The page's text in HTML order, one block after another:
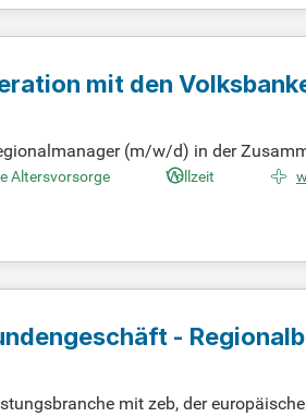
mit den
(m/w/d) in der
Handschlagqualität in unser Team
Altersvorsorge Vollzeit
-
mit zeb, der